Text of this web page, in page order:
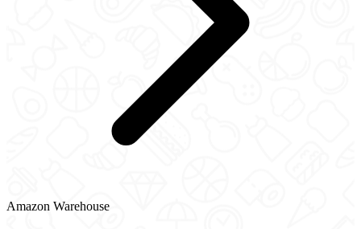
Amazon Warehouse